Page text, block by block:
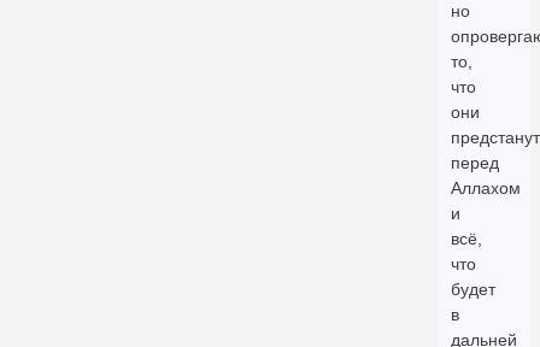
но
то,
что
они
предстанут
перед
Аллахом
и
всё,
что
будет
в
дальней